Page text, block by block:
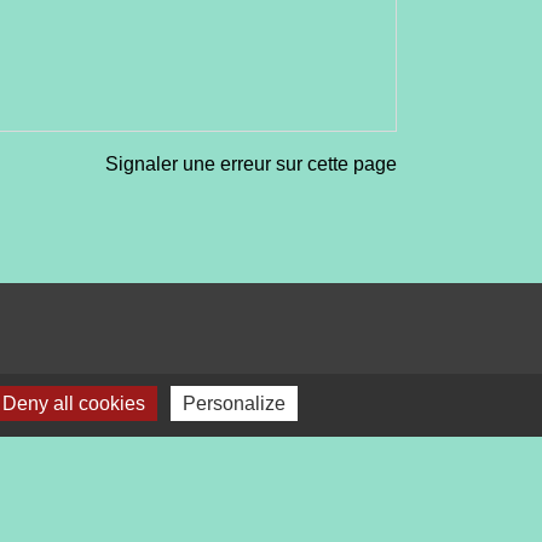
Signaler une erreur sur cette page
all cookies Personalize